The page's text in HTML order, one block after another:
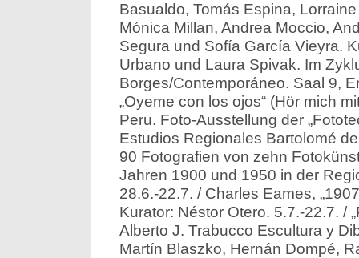
Basualdo, Tomás Espina,
Mónica Millan, Andrea Moccio,
Segura und Sofía García Vieyra.
Urbano und Laura Spivak. Im
Borges/Contemporáneo. Saal 9,
„Oyeme con los ojos“ (Hör mich
Peru. Foto-Ausstellung der
Estudios Regionales Bartolomé
90 Fotografien von zehn
Jahren 1900 und 1950 in der
28.6.-22.7. / Charles Eames,
Kurator: Néstor Otero. 5.7.-22.7. /
Alberto J. Trabucco Escultura y
Martín Blaszko, Hernán Dompé,